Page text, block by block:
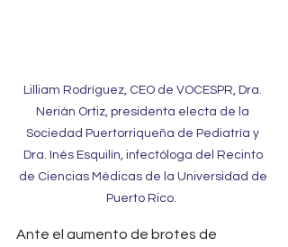
Lilliam Rodríguez, CEO de VOCESPR, Dra.
Nerián Ortiz, presidenta electa de la
Sociedad Puertorriqueña de Pediatría y
Dra. Inés Esquilín, infectóloga del Recinto
de Ciencias Médicas de la Universidad de
Puerto Rico.
Ante el aumento de brotes de